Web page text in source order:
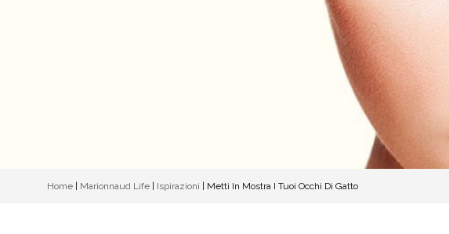
Home Marionnaud Life Ispirazioni Metti In Mostra I Tuoi Occhi Di Gatto